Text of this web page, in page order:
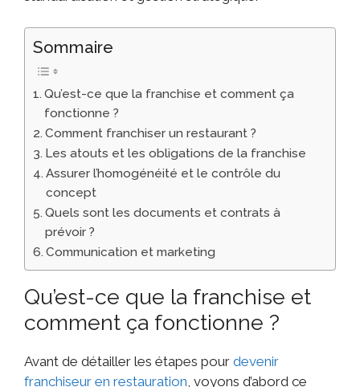
Sommaire
Qu’est-ce que la franchise et comment ça
fonctionne ?
Comment franchiser un restaurant ?
Les atouts et les obligations de la franchise
Assurer l’homogénéité et le contrôle du
concept
Quels sont les documents et contrats à
prévoir ?
Communication et marketing
Qu’est-ce que la franchise et
comment ça fonctionne ?
Avant de détailler les étapes pour devenir
franchiseur en restauration , voyons d’abord ce